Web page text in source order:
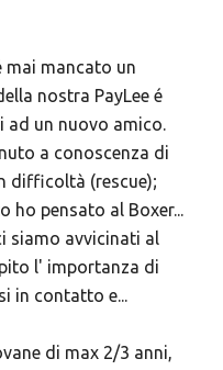
mai mancato un
nostra PayLee é
ad un nuovo amico.
a conoscenza di
difficoltà (rescue);
ho pensato al Boxer...
siamo avvicinati al
l' importanza di
in contatto e...
di max 2/3 anni,